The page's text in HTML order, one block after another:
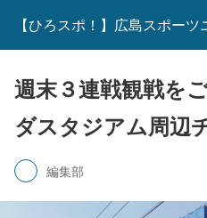
【ひろスポ！】広島スポー
週末３連戦観戦を
ダスタジアム周辺
編集部